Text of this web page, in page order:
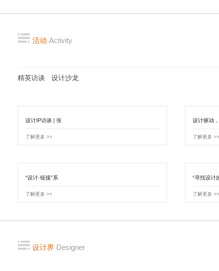
活动 Activity
精英访谈 设计沙龙
设计IP访谈 | 张
了解更多 >>
设计驱动
了解更多
“设计·链接”系
了解更多 >>
“寻找设计
了解更多
设计界 Designer